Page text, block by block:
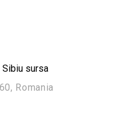
sursa
Romania